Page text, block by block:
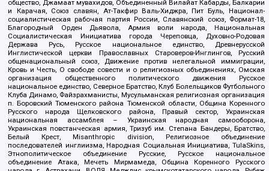
общество, Джамаат мувахидов, Объединенный Вилайат Кабарды, Балкарии
и Карачая, Союз славян, Ат-Такфир Валь-Хиджра, Пит Буль, Национал-
социалистическая рабочая партия России, Славянский союз, Формат-18,
Благородный Орден Дьявола, Армия воли народа, Национальная
Социалистическая Инициатива города Череповца, Духовно-Родовая
Держава Русь, Русское национальное единство, Древнерусской
Инглистической церкви Православных Староверов-Инглингов, Русский
общенациональный союз, Движение против нелегальной иммиграции,
Кровь и Честь, О свободе совести и о религиозных объединениях, Омская
организация общественного политического движения Русское
национальное единство, Северное Братство, Клуб Болельщиков Футбольного
Клуба Динамо, Файзрахманисты, Мусульманская религиозная организация
п. Боровский Тюменского района Тюменской области, Община Коренного
Русского народа Щелковского района, Правый сектор, Украинская
национальная ассамблея – Украинская народная самооборона,
Украинская повстанческая армия, Тризуб им. Степана Бандеры, Братство,
Белый Крест, Misanthropic division, Религиозное объединение
последователей инглиизма, Народная Социальная Инициатива, TulaSkins,
Этнополитическое объединение Русские, Русское национальное
объединение Атака, Мечеть Мирмамеда, Община Коренного Русского